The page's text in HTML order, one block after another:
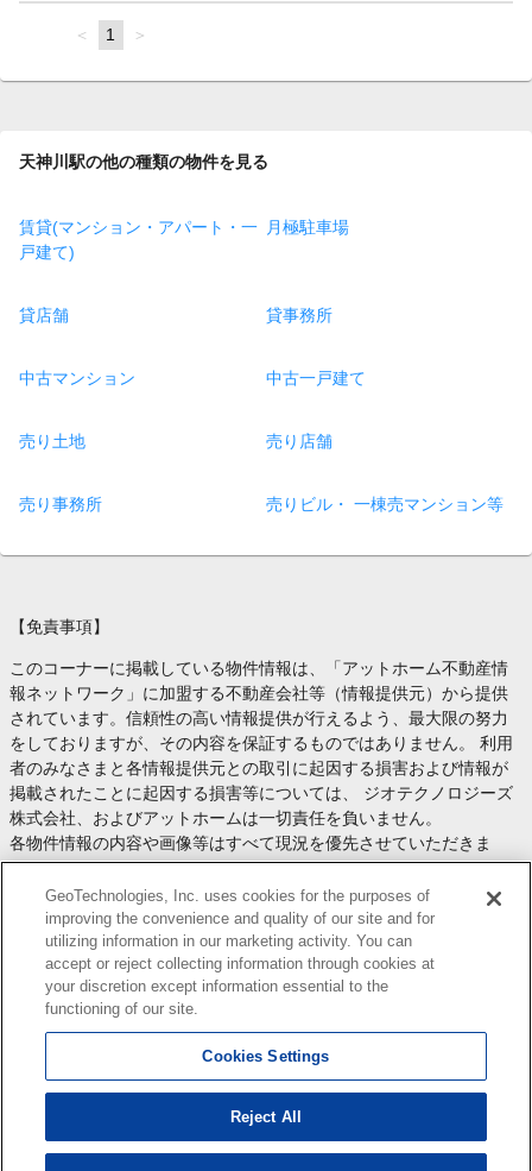
page
You're
page
1 page
天神川駅の他の種類の物件を見る
賃貸(マンション・アパート・一
戸建て)
月極駐車場
貸店舗 貸事務所
中古マンション 中古一戸建て
売り土地 売り店舗
売り事務所 売りビル・ 一棟売マンション等
【免責事項】
このコーナーに掲載している物件情報は、「アットホーム不動産情
報ネットワーク」に加盟する不動産会社等（情報提供元）から提供
されています。信頼性の高い情報提供が行えるよう、最大限の努力
をしておりますが、その内容を保証するものではありません。 利用
者のみなさまと各情報提供元との取引に起因する損害および情報が
掲載されたことに起因する損害等については、 ジオテクノロジーズ
株式会社、およびアットホームは一切責任を負いません。
各物件情報の内容や画像等はすべて現況を優先させていただきま
す。
お取引等（お取引の準備、資金調達等を含みます）の際には、内容
や契約条件等について、 各情報提供元より十分な説明を受け、ご自
身でご確認の上、判断してください。
このコーナーへの物件情報のご掲載、その他不動産業務ソリューシ
ョン等についての不動産会社様のお問合せはこちら
します。
Copyright(c) At Home Co.,Ltd. このサイトに掲載している情報の無断転載を禁止します。著作権
はアットホーム（株）またはその情報提供者に帰属します。
GeoTechnologies, Inc. uses cookies for the purposes of
improving the convenience and quality of our site and for
utilizing information in our marketing activity. You can
accept or reject collecting information through cookies at
your discretion except information essential to the
functioning of our site.
Cookies Settings
Reject All